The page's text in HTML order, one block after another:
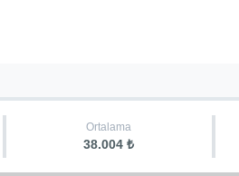
Ortalama
38.004 ₺